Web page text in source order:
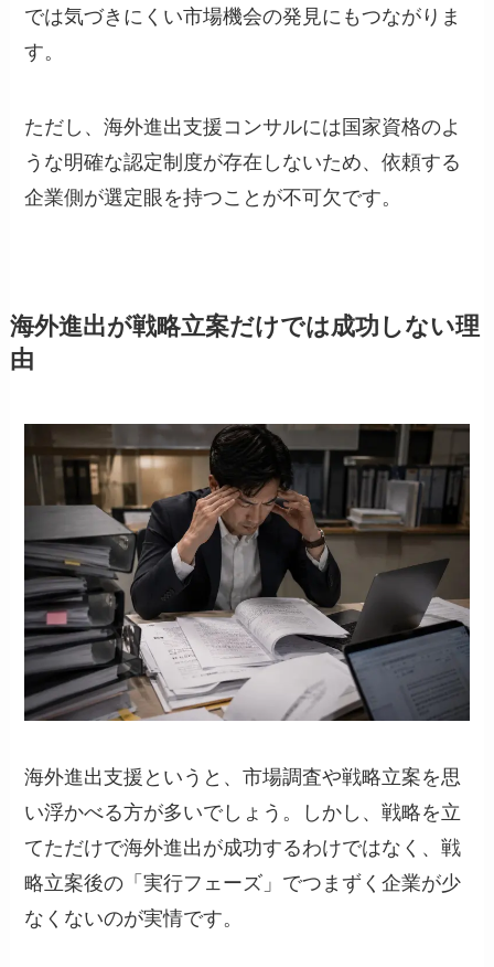
では気づきにくい市場機会の発見にもつながりま
す。
ただし、海外進出支援コンサルには国家資格のよ
うな明確な認定制度が存在しないため、依頼する
企業側が選定眼を持つことが不可欠です。
海外進出が戦略立案だけでは成功しない理
由
海外進出支援というと、市場調査や戦略立案を思
い浮かべる方が多いでしょう。しかし、戦略を立
てただけで海外進出が成功するわけではなく、戦
略立案後の「実行フェーズ」でつまずく企業が少
なくないのが実情です。